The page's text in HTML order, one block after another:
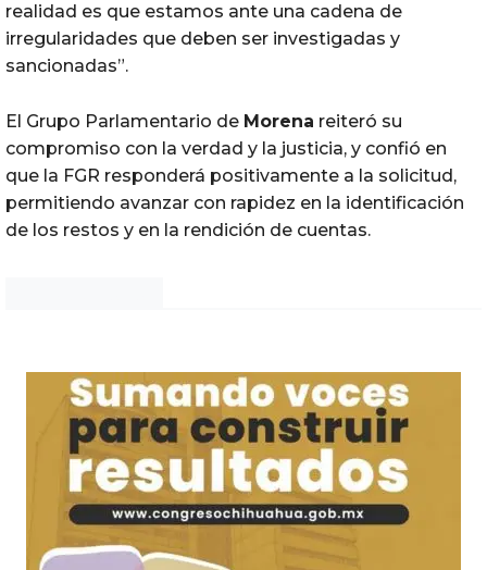
realidad es que estamos ante una cadena de
irregularidades que deben ser investigadas y
sancionadas”.
El Grupo Parlamentario de Morena reiteró su
compromiso con la verdad y la justicia, y confió en
que la FGR responderá positivamente a la solicitud,
permitiendo avanzar con rapidez en la identificación
de los restos y en la rendición de cuentas.